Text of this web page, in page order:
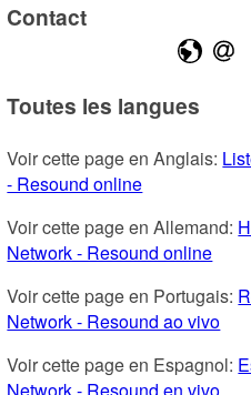
Contact
Toutes les langues
Voir cette page en Anglais:
- Resound online
Voir cette page en Allemand:
Network - Resound online
Voir cette page en Portugais:
Network - Resound ao vivo
Voir cette page en Espagnol:
Network - Resound en vivo